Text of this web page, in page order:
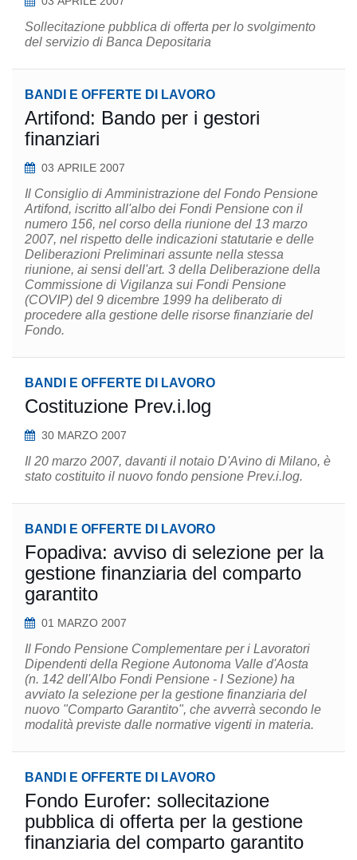
Sollecitazione pubblica di offerta per lo svolgimento
del servizio di Banca Depositaria
BANDI E OFFERTE DI LAVORO
Artifond: Bando per i gestori
finanziari
03 APRILE 2007
Il Consiglio di Amministrazione del Fondo Pensione
Artifond, iscritto all'albo dei Fondi Pensione con il
numero 156, nel corso della riunione del 13 marzo
2007, nel rispetto delle indicazioni statutarie e delle
Deliberazioni Preliminari assunte nella stessa
riunione, ai sensi dell'art. 3 della Deliberazione della
Commissione di Vigilanza sui Fondi Pensione
(COVIP) del 9 dicembre 1999 ha deliberato di
procedere alla gestione delle risorse finanziarie del
Fondo.
BANDI E OFFERTE DI LAVORO
Costituzione Prev.i.log
30 MARZO 2007
Il 20 marzo 2007, davanti il notaio D'Avino di Milano, è
stato costituito il nuovo fondo pensione Prev.i.log.
BANDI E OFFERTE DI LAVORO
Fopadiva: avviso di selezione per la
gestione finanziaria del comparto
garantito
01 MARZO 2007
Il Fondo Pensione Complementare per i Lavoratori
Dipendenti della Regione Autonoma Valle d'Aosta
(n. 142 dell'Albo Fondi Pensione - I Sezione) ha
avviato la selezione per la gestione finanziaria del
nuovo "Comparto Garantito", che avverrà secondo le
modalità previste dalle normative vigenti in materia.
BANDI E OFFERTE DI LAVORO
Fondo Eurofer: sollecitazione
pubblica di offerta per la gestione
finanziaria del comparto garantito